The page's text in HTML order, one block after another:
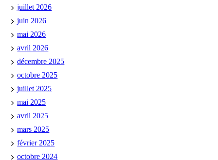
juillet 2026
juin 2026
mai 2026
avril 2026
décembre 2025
octobre 2025
juillet 2025
mai 2025
avril 2025
mars 2025
février 2025
octobre 2024